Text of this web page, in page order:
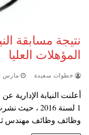
المؤهلات العليا
خطوات سعيدة مارس 19, 2016
أعلنت النيابة الإدارية
1 لسنة 2016 ،
وظائف وظائف مهندس